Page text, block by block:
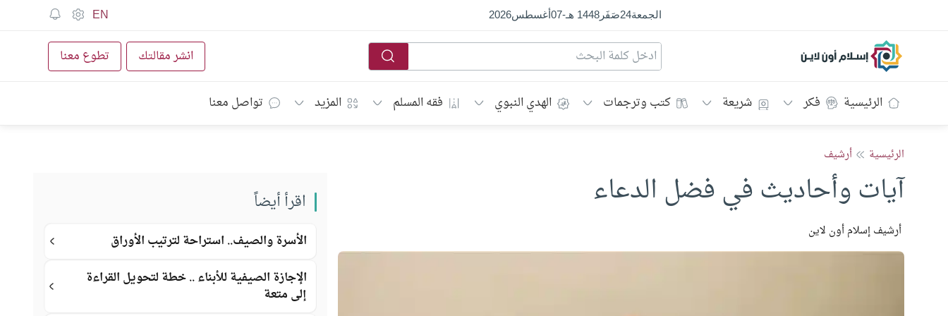
الجمعة24صَفَر1448 هـ -
07أغسطس2026
EN
إسلام أون لاين انشر مقالتك تطوع معنا
الرئيسية فكر شريعة كتب وترجمات الهدي النبوي فقه المسلم المزيد تواصل معنا
الرئيسية أرشيف
آيات وأحاديث في فضل الدعاء
أرشيف إسلام أون لاين
اقرأ أيضاً
الأسرة والصيف.. استراحة لترتيب الأوراق
الإجازة الصيفية للأبناء .. خطة لتحويل القراءة
إلى متعة